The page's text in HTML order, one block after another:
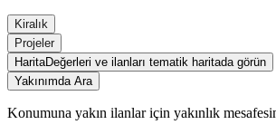
Kiralık
Projeler
HaritaDeğerleri ve ilanları tematik haritada görün
Yakınımda Ara
Konumuna yakın ilanlar için yakınlık